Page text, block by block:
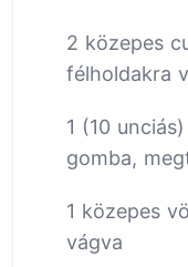
2 közepes
félholdakra
1 (10
gomba,
1 közepes
vágva